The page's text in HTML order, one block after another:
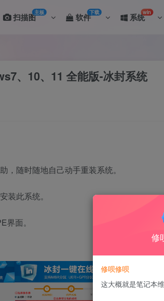
扫描图主板 软件下载 系统win
、10、11 全能版-冰封系统
，随时随地自己动手重装系统。
装此系统。
面。
修
修呗修呗
这大概就是笔记本